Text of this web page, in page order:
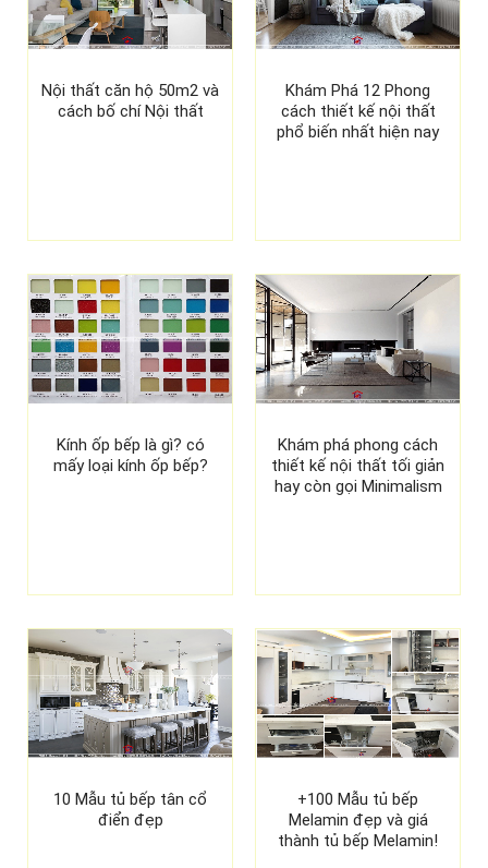
Nội thất căn hộ 50m2 và
cách bố chí Nội thất
Khám Phá 12 Phong
cách thiết kế nội thất
phổ biến nhất hiện nay
Kính ốp bếp là gì? có
mấy loại kính ốp bếp?
Khám phá phong cách
thiết kế nội thất tối giản
hay còn gọi Minimalism
10 Mẫu tủ bếp tân cổ
điển đẹp
+100 Mẫu tủ bếp
Melamin đẹp và giá
thành tủ bếp Melamin!